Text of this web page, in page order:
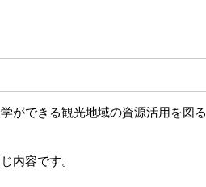
ができる観光地域の資源活用を図る
内容です。